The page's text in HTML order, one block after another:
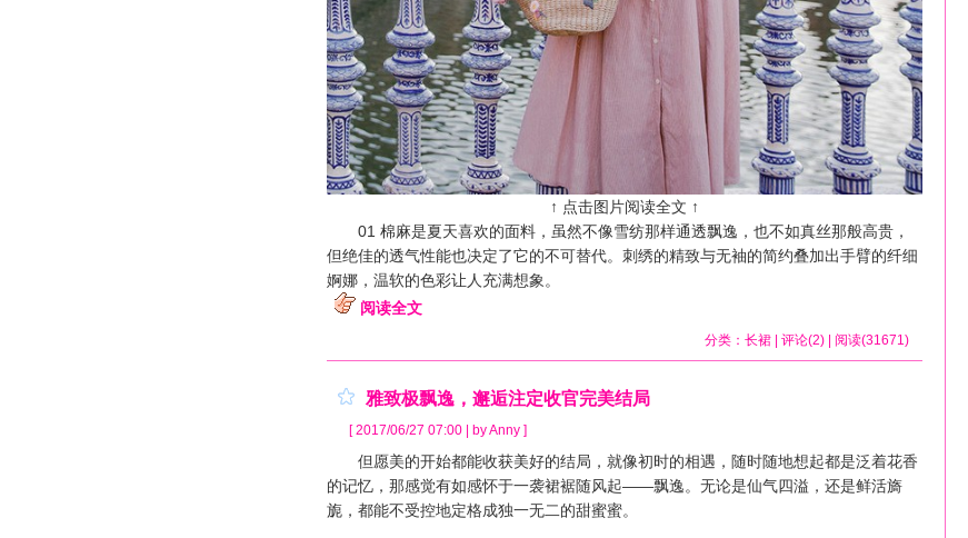
↑ 点击图片阅读全文 ↑
01 棉麻是夏天喜欢的面料，虽然不像雪纺那样通透飘逸，也不如真丝那般高贵，
但绝佳的透气性能也决定了它的不可替代。刺绣的精致与无袖的简约叠加出手臂的纤细
婀娜，温软的色彩让人充满想象。
阅读全文
分类： 长裙 | 评论(2) | 阅读(31671)
雅致极飘逸，邂逅注定收官完美结局
[ 2017/06/27 07:00 | by Anny ]
但愿美的开始都能收获美好的结局，就像初时的相遇，随时随地想起都是泛着花香
的记忆，那感觉有如感怀于一袭裙裾随风起——飘逸。无论是仙气四溢，还是鲜活旖
旎，都能不受控地定格成独一无二的甜蜜蜜。